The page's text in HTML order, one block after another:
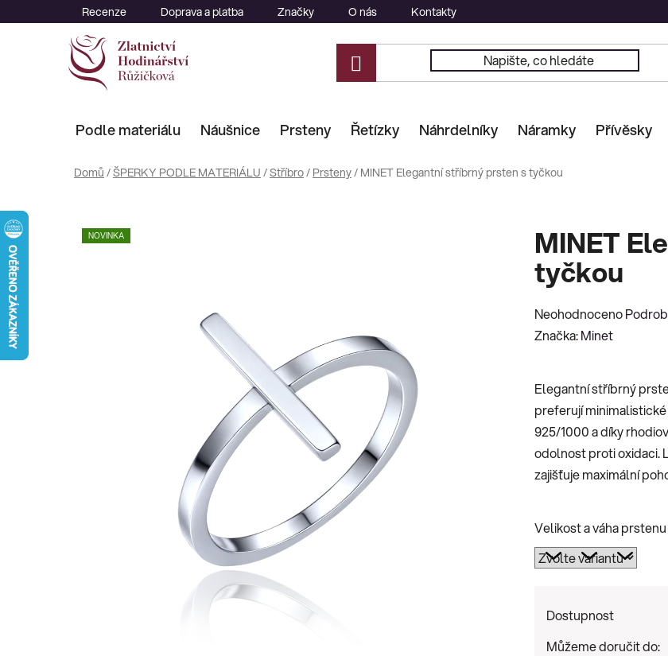
na
Recenze Doprava a platba Značky O nás Kontakty
Podle materiálu Náušnice Prsteny Řetízky Náhrdelníky Náramky Přívěsky
Domů /ŠPERKY PODLE MATERIÁLU /Stříbro/ Prsteny/ MINET Elegantní stříbrný prsten s tyčkou
MINET
tyčkou
Průměrné
hodnocení
0,0
z
5
hvězdiček.
Neohodnoceno
Značka:Minet
Elegantní stříbrný
preferují
925/1000 a díky
odolnost proti oxidaci.
zajišťuje maximální
Velikost a váha prstenu
Dostupnost
Můžeme doručit do:
NOVINKA